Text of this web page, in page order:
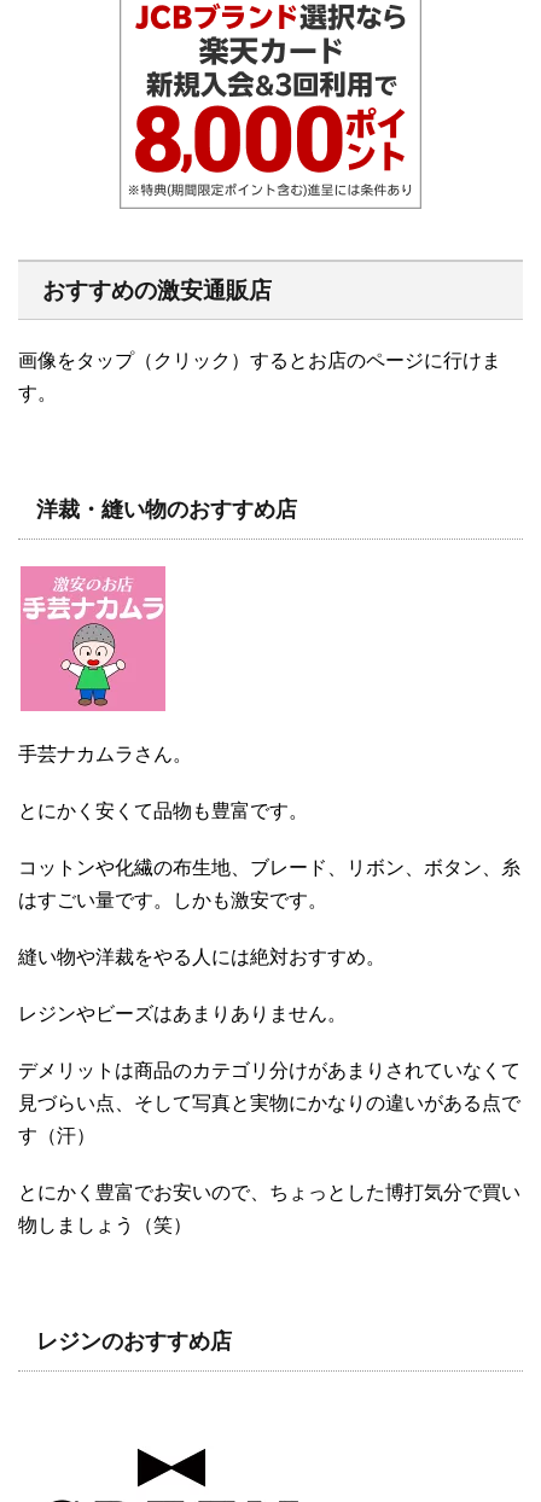
おすすめの激安通販店
画像をタップ（クリック）するとお店のページに行けま
す。
洋裁・縫い物のおすすめ店
手芸ナカムラさん。
とにかく安くて品物も豊富です。
コットンや化繊の布生地、ブレード、リボン、ボタン、糸
はすごい量です。しかも激安です。
縫い物や洋裁をやる人には絶対おすすめ。
レジンやビーズはあまりありません。
デメリットは商品のカテゴリ分けがあまりされていなくて
見づらい点、そして写真と実物にかなりの違いがある点で
す（汗）
とにかく豊富でお安いので、ちょっとした博打気分で買い
物しましょう（笑）
レジンのおすすめ店